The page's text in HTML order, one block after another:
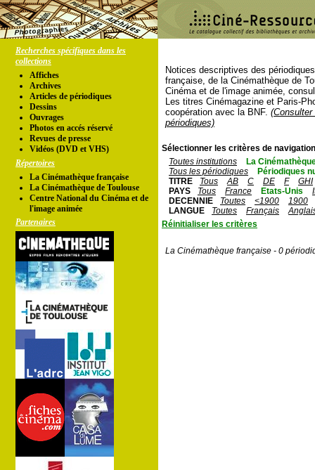
Recherches spécifiques dans les
collections
Affiches
Archives
Articles de périodiques
Dessins
Ouvrages
Photos en accés réservé
Revues de presse
Vidéos (DVD et VHS)
Répertoires
La Cinémathèque française
La Cinémathèque de Toulouse
Centre National du Cinéma et de
l'image animée
Partenaires
Notices descriptives des
française, de la Cinémathèque de
Cinéma et de l'image animée,
Les titres Cinémagazine et Paris-
coopération avec la BNF.
périodiques)
Sélectionner les critères de
Toutes institutions
La
Tous les périodiques
Périodiques
TITRE
Tous AB C DE F
GHI
PAYS
Tous France Etats-Unis
DECENNIE
Toutes <1900
1900
LANGUE
Toutes Français
Réinitialiser les critères
La Cinémathèque française - 0